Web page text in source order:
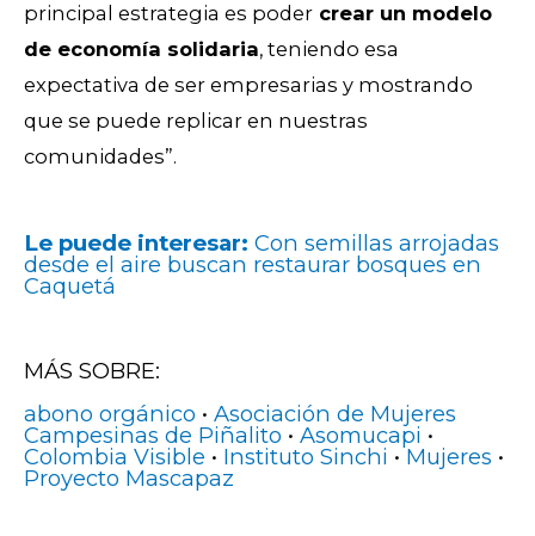
principal estrategia es poder crear un modelo
de economía solidaria, teniendo esa
expectativa de ser empresarias y mostrando
que se puede replicar en nuestras
comunidades”.
Le puede interesar: Con semillas arrojadas
desde el aire buscan restaurar bosques en
Caquetá
MÁS SOBRE:
abono orgánico • Asociación de Mujeres
Campesinas de Piñalito • Asomucapi •
Colombia Visible • Instituto Sinchi •Mujeres •
Proyecto Mascapaz